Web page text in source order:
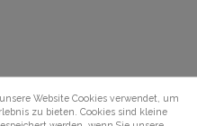
Website Cookies verwendet, um
zu bieten. Cookies sind kleine